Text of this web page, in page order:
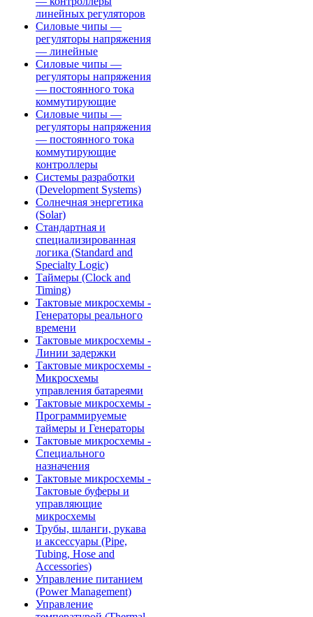
линейных регуляторов
Силовые чипы —
регуляторы напряжения
— линейные
Силовые чипы —
регуляторы напряжения
— постоянного тока
коммутирующие
Силовые чипы —
регуляторы напряжения
— постоянного тока
коммутирующие
контроллеры
Системы разработки
(Development Systems)
Солнечная энергетика
(Solar)
Стандартная и
специализированная
логика (Standard and
Specialty Logic)
Таймеры (Clock and
Timing)
Тактовые микросхемы -
Генераторы реального
времени
Тактовые микросхемы -
Линии задержки
Тактовые микросхемы -
Микросхемы
управления батареями
Тактовые микросхемы -
Программируемые
таймеры и Генераторы
Тактовые микросхемы -
Специального
назначения
Тактовые микросхемы -
Тактовые буферы и
управляющие
микросхемы
Трубы, шланги, рукава
и аксессуары (Pipe,
Tubing, Hose and
Accessories)
Управление питанием
(Power Management)
Управление